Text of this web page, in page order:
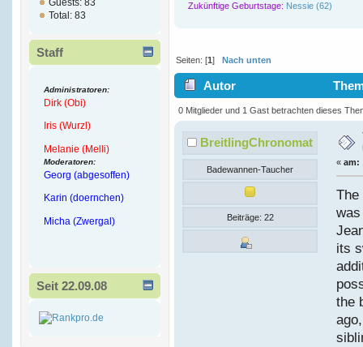
Guests: 83
Total: 83
Staff
Administratoren:
Dirk (Obi)
Iris (Wurzl)
Melanie (Melli)
Moderatoren:
Georg (abgesoffen)
Karin (doernchen)
Micha (Zwergal)
Seit 22.09.08
Zukünftige Geburtstage: Nessie (62)
Seiten: [1]Nach unten
Autor
7542 mal)
0 Mitglieder und 1 Gast betrachten dieses
BreitlingChronomat
Badewannen-Taucher
Beiträge: 22
« am:
The
its
the